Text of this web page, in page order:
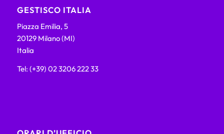
GESTISCO ITALIA
Piazza Emilia, 5
20129 Milano (MI)
Italia
Tel: (+39) 02 3206 222 33